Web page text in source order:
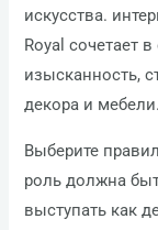
искусства.
Royal сочетает
изысканность,
декора и мебели.
Выберите
роль должна
выступать как